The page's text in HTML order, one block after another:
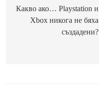
Какво ако… Playstation и
Xbox никога не бяха
създадени?